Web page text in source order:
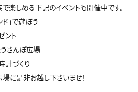
で楽しめる下記のイベントも開催中です。
ド」で遊ぼう
ント
さんぽ広場
計づくり
に是非お越し下さいませ！